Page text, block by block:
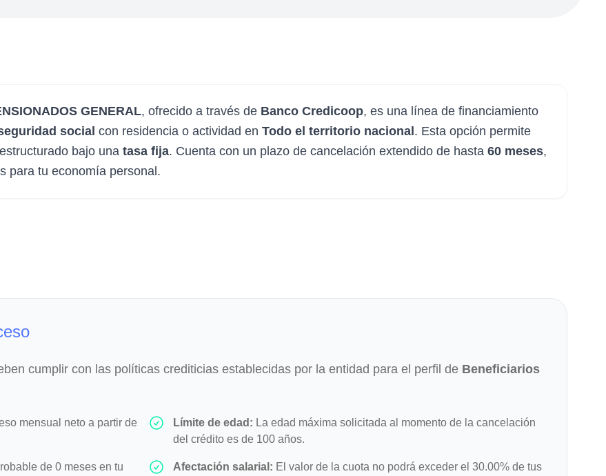
GENERAL, ofrecido a través de Banco Credicoop, es una línea de financiamiento
social con residencia o actividad en Todo el territorio nacional. Esta opción permite
estructurado bajo una tasa fija. Cuenta con un plazo de cancelación extendido de hasta 60 meses,
para tu economía personal.
cumplir con las políticas crediticias establecidas por la entidad para el perfil de Beneficiarios
mensual neto a partir de
de 0 meses en tu
Límite de edad: La edad máxima solicitada al momento de la cancelación
del crédito es de 100 años.
Afectación salarial: El valor de la cuota no podrá exceder el 30.00% de tus